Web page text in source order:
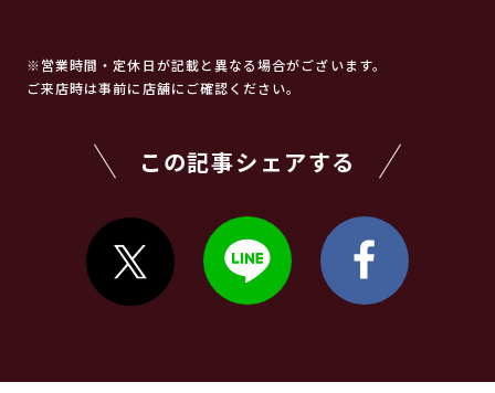
※営業時間・定休日が記載と異なる場合がございます。
ご来店時は事前に店舗にご確認ください。
この記事シェアする